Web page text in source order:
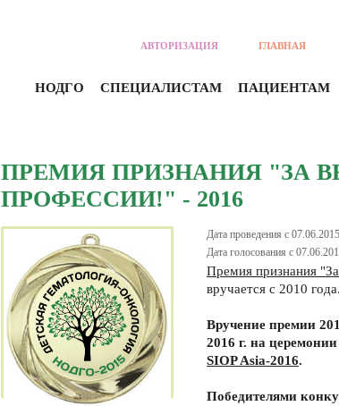
АВТОРИЗАЦИЯ ГЛАВНАЯ
НОДГО СПЕЦИАЛИСТАМ ПАЦИЕНТАМ
ПРЕМИЯ ПРИЗНАНИЯ "ЗА
ПРОФЕССИИ!" - 2016
Дата проведения с
Дата голосования с
Премия признания
вручается с 2010 года.
Вручение премии
2016 г. на
SIOP Asia-2016.
Победителями